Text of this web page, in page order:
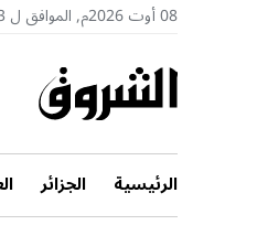
08 أوت 2026م, الموافق ل 23 صفر 1448هـ
الرئيسية الجزائر